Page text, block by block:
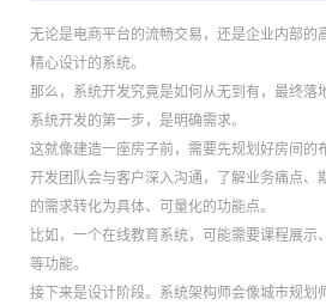
无论是电商平台的流畅交易，还是企业内部的
精心设计的系统。
那么，系统开发究竟是如何从无到有，最终落
系统开发的第一步，是明确需求。
这就像建造一座房子前，需要先规划好房间的
开发团队会与客户深入沟通，了解业务痛点、
的需求转化为具体、可量化的功能点。
比如，一个在线教育系统，可能需要课程展示
等功能。
接下来是设计阶段。系统架构师会像城市规划